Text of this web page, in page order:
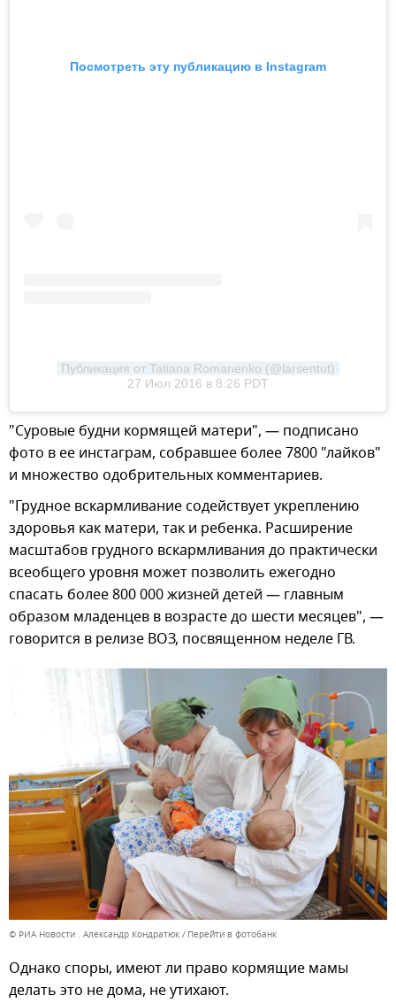
Посмотреть эту публикацию в Instagram
Публикация от Tatiana Romanenko (@larsentut)
27 Июл 2016 в 8:26 PDT
"Суровые будни кормящей матери", — подписано
фото в ее инстаграм, собравшее более 7800 "лайков"
и множество одобрительных комментариев.
"Грудное вскармливание содействует укреплению
здоровья как матери, так и ребенка. Расширение
масштабов грудного вскармливания до практически
всеобщего уровня может позволить ежегодно
спасать более 800 000 жизней детей — главным
образом младенцев в возрасте до шести месяцев", —
говорится в релизе ВОЗ, посвященном неделе ГВ.
© РИА Новости . Александр Кондратюк Перейти в фотобанк
Однако споры, имеют ли право кормящие мамы
делать это не дома, не утихают.